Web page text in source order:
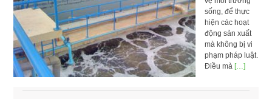
sống, để thực
hiện các hoạt
động sản xuất
mà không bị vi
phạm pháp luật.
Điều mà […]